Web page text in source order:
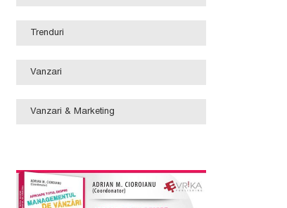
Trenduri
Vanzari
Vanzari & Marketing